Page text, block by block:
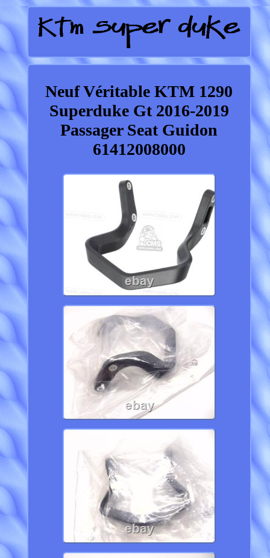
Neuf Véritable KTM 1290
Superduke Gt 2016-2019
Passager Seat Guidon
61412008000